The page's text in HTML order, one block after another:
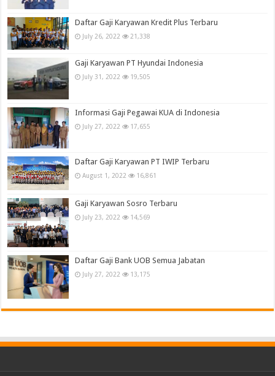
Daftar Gaji Karyawan Kredit Plus Terbaru
July 26, 2022 21,338
Gaji Karyawan PT Hyundai Indonesia
July 31, 2022 19,505
Informasi Gaji Pegawai KUA di Indonesia
July 27, 2022 17,655
Daftar Gaji Karyawan PT IWIP Terbaru
August 1, 2022 16,861
Gaji Karyawan Sosro Terbaru
July 23, 2022 14,569
Daftar Gaji Bank UOB Semua Jabatan
July 27, 2022 13,175